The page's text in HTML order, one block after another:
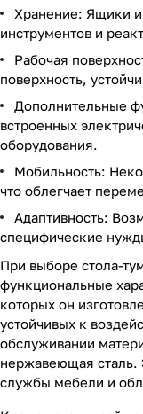
Хранение: Ящики
инструментов и
Рабочая
поверхность,
Дополнительные
встроенных
оборудования.
Мобильность:
что облегчает
Адаптивность:
специфические
При выборе стола-
функциональные
которых он
устойчивых к
обслуживании
нержавеющая сталь.
службы мебели и